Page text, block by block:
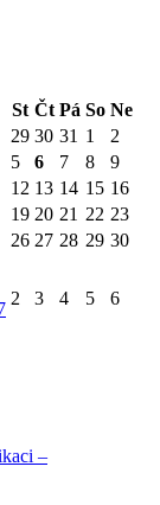
St Čt Pá So Ne
29 30 31 1
2
5 6 7 8
9
12 13 14 15 16
19 20 21 22 23
26 27 28 29 30
2 3 4 5 6
–